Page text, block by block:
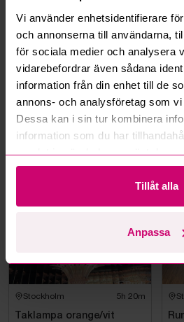
Vi använder enhetsidentifierare
och annonserna till användarna,
för sociala medier och analysera
vidarebefordrar även sådana
information från din enhet till de
annons- och analysföretag som
Dessa kan i sin tur kombinera
information som du har
samlat in när du har använt deras
Tillåt alla
Anpassa
Kan jag ångra ett bud?
Kan ni frakta mina vunna objekt?
Läs fler frågor
Stockholm 5h 20m
Taklampa orange/vit